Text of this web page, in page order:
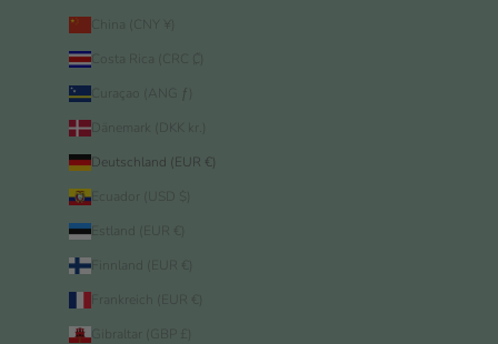
China (CNY ¥)
Costa Rica (CRC ₡)
Curaçao (ANG ƒ)
Dänemark (DKK kr.)
Deutschland (EUR €)
Ecuador (USD $)
Estland (EUR €)
Finnland (EUR €)
Frankreich (EUR €)
Gibraltar (GBP £)